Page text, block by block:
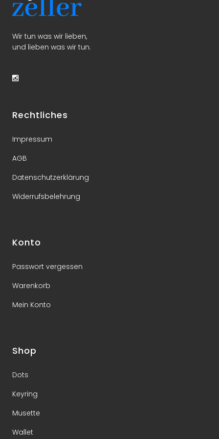
Wir tun was wir lieben,
und lieben was wir tun.
Rechtliches
Impressum
AGB
Datenschutzerklärung
Widerrufsbelehrung
Konto
Passwort vergessen
Warenkorb
Mein Konto
Shop
Dots
Keyring
Musette
Wallet